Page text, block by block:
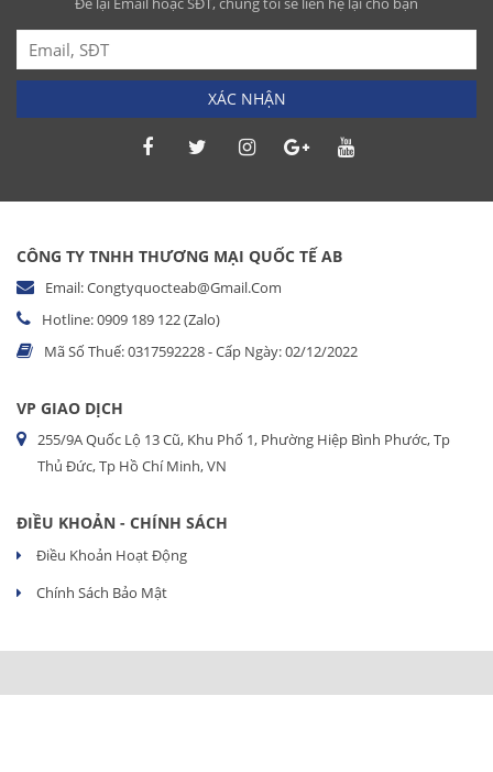
XÁC NHẬN
CÔNG TY TNHH THƯƠNG MẠI QUỐC TẾ AB
Email: Congtyquocteab@gmail.com
Hotline: 0909 189 122 (Zalo)
Mã Số Thuế: 0317592228 - Cấp Ngày: 02/12/2022
VP GIAO DỊCH
255/9A Quốc Lộ 13 Cũ, Khu Phố 1, Phường Hiệp Bình Phước, Tp
Thủ Đức, Tp Hồ Chí Minh, VN
ĐIỀU KHOẢN - CHÍNH SÁCH
Điều Khoản Hoạt Động
Chính Sách Bảo Mật